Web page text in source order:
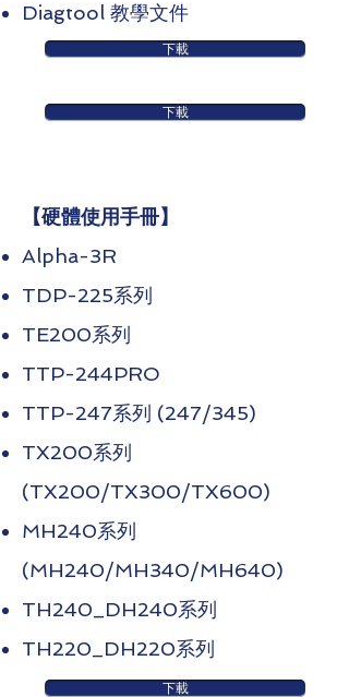
Diagtool 教學文件
下載
下載
​【硬體使用手冊】
Alpha-3R
TDP-225系列
TE200系列
TTP-244PRO
TTP-247系列 (247/345)
TX200系列
(TX200/TX300/TX600)
MH240系列
(MH240/MH340/MH640)
TH240_DH240系列
​TH220_DH220系列
下載